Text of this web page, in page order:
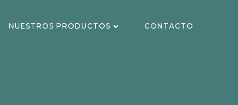
NUESTROS PRODUCTOS CONTACTO